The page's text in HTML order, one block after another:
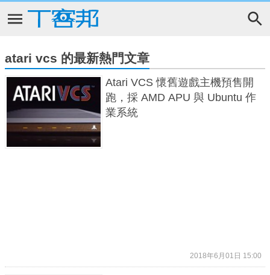
atari vcs 的最新熱門文章
Atari VCS 懷舊遊戲主機預售開
跑，採 AMD APU 與 Ubuntu 作
業系統
2018年6月01日 15:00